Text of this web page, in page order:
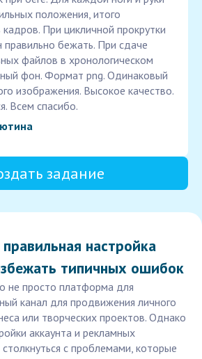
положения, итого
При цикличной прокрутки
бежать. При сдаче
файлов в хронологическом
фон. Формат png. Одинаковый
изображения. Высокое качество.
Всем спасибо.
задание
настройка
типичных ошибок
не просто платформа для
канал для продвижения личного
или творческих проектов. Однако
аккаунта и рекламных
с проблемами, которые